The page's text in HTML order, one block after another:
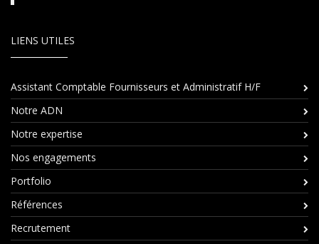
LIENS UTILES
Assistant Comptable Fournisseurs et Administratif H/F
Notre ADN
Notre expertise
Nos engagements
Portfolio
Références
Recrutement